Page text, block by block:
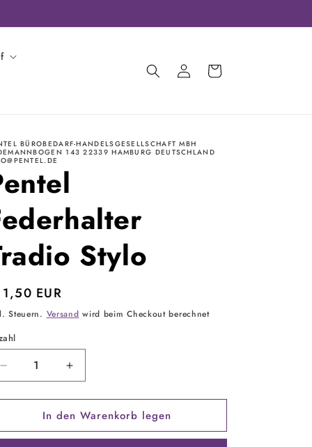
EinloggenWarenkorb
BÜROBEDARF-HANDELSGESELLSCHAFT MBH
143 22339 HAMBURG DEUTSCHLAND
Stylo
EUR
Steuern. Versand wird beim Checkout berechnet
Verringere
die
Menge
Pentel
Erhöhe
die
Menge
für
Pentel
In den Warenkorb legen